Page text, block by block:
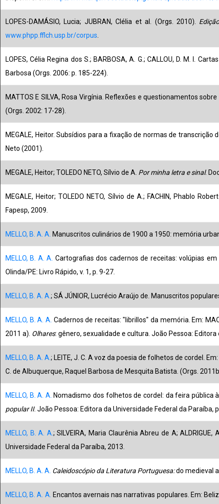
LOPES-DAMÁSIO, Lucia; JUBRAN, Clélia et al. (Orgs. 2010).
www.phpp.fflch.usp.br/corpus.
LOPES, Célia Regina dos S.; BARBOSA, A. G.; CALLOU, D. M. I.
Barbosa (Orgs. 2006: p. 185-224).
MATTOS E SILVA, Rosa Virgínia. Reflexões e questionamentos
(Orgs. 2002: 17-28).
MEGALE, Heitor. Subsídios para a fixação de normas de
Neto (2001).
MEGALE, Heitor; TOLEDO NETO, Sílvio de A. Por minha letra e sinal.
MEGALE, Heitor; TOLEDO NETO, Sílvio de A.; FACHIN, Phablo
Fapesp, 2009.
MELLO, B. A. A. Manuscritos culinários de 1900 a 1950: memória
MELLO, B. A. A. Cartografias dos cadernos de receitas: volúpias
Olinda/PE: Livro Rápido, v. 1, p. 9-27.
MELLO, B. A. A.; SÁ JÚNIOR, Lucrécio Araújo de. Manuscritos
MELLO, B. A. A. Cadernos de receitas: "librillos" da memória. Em:
2011 a). Olhares: gênero, sexualidade e cultura. João Pessoa:
MELLO, B. A. A.; LEITE, J. C. A voz da poesia de folhetos de cordel.
C. de Albuquerque, Raquel Barbosa de Mesquita Batista. (Orgs.
MELLO, B. A. A. Nomadismo dos folhetos de cordel: da feira pública
popular II. João Pessoa: Editora da Universidade Federal da Paraíba,
MELLO, B. A. A.; SILVEIRA, Maria Claurênia Abreu de A;
Universidade Federal da Paraíba, 2013.
MELLO, B. A. A. Caleidoscópio da Literatura Portuguesa:do medieval
MELLO, B. A. A. Encantos avernais nas narrativas populares. Em: